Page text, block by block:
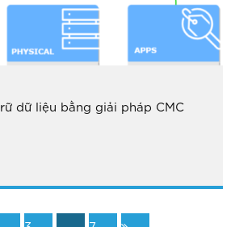
dữ liệu bằng giải pháp CMC